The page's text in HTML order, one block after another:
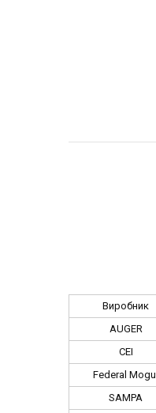
Виробник
AUGER
CEI
Federal Mogul
SAMPA